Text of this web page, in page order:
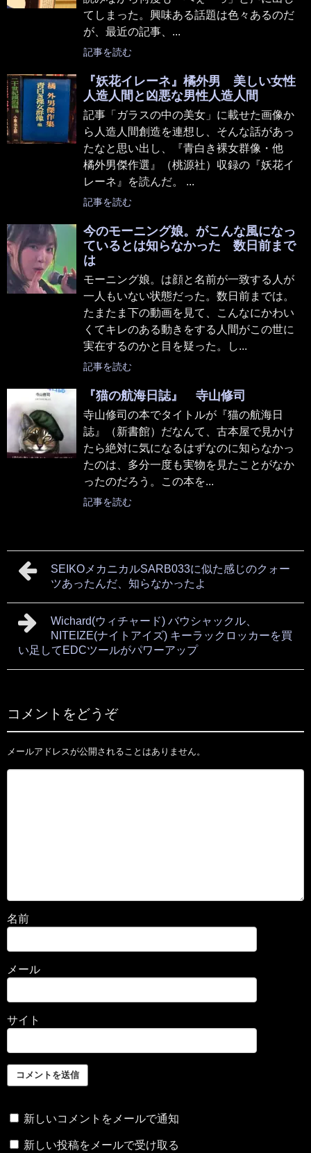
てしまった。興味ある話題は色々あるのだ
が、最近の記事、...
記事を読む
『妖花イレーネ』橘外男 美しい女性
人造人間と凶悪な男性人造人間
記事「ガラスの中の美女」に載せた画像か
ら人造人間創造を連想し、そんな話があっ
たなと思い出し、『青白き裸女群像・他
橘外男傑作選』（桃源社）収録の『妖花イ
レーネ』を読んだ。 ...
記事を読む
今のモーニング娘。がこんな風になっ
ているとは知らなかった 数日前まで
は
モーニング娘。は顔と名前が一致する人が
一人もいない状態だった。数日前までは。
たまたま下の動画を見て、こんなにかわい
くてキレのある動きをする人間がこの世に
実在するのかと目を疑った。し...
記事を読む
『猫の航海日誌』 寺山修司
寺山修司の本でタイトルが『猫の航海日
誌』（新書館）だなんて、古本屋で見かけ
たら絶対に気になるはずなのに知らなかっ
たのは、多分一度も実物を見たことがなか
ったのだろう。この本を...
記事を読む
SEIKOメカニカルSARB033に似た感じのクォー
ツあったんだ、知らなかったよ
Wichard(ウィチャード) バウシャックル、
NITEIZE(ナイトアイズ) キーラックロッカーを買
い足してEDCツールがパワーアップ
コメントをどうぞ
メールアドレスが公開されることはありません。
名前
メール
サイト
新しいコメントをメールで通知
新しい投稿をメールで受け取る